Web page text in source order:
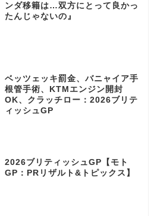
ンダ移籍は…双方にとって良かっ
たんじゃないの』
ベッツェッキ罰金、バニャイア手
根管手術、KTMエンジン開封
OK、クラッチロー：2026ブリテ
ィッシュGP
2026ブリティッシュGP【モト
GP：PRリザルト&トピックス】